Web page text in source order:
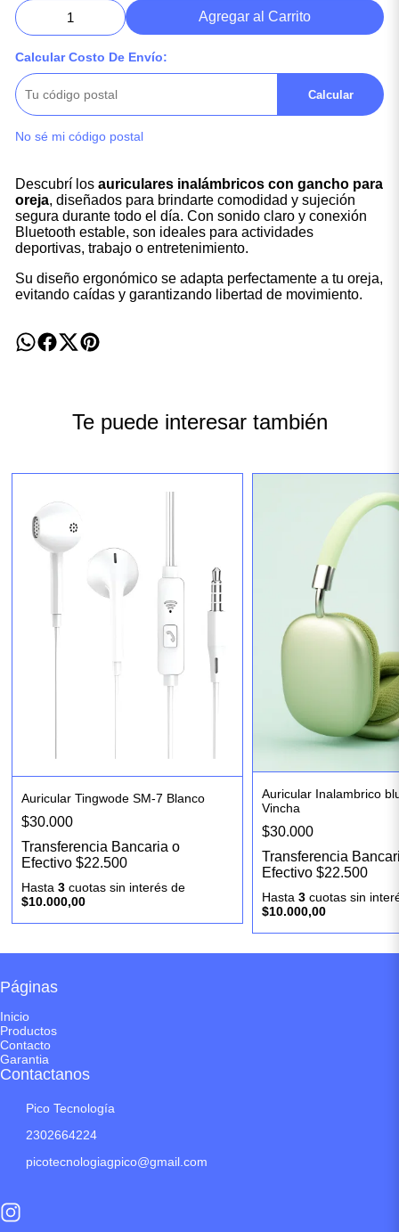
Agregar al Carrito
Calcular Costo De Envío:
Calcular
No sé mi código postal
Descubrí los auriculares inalámbricos con gancho para
oreja, diseñados para brindarte comodidad y sujeción
segura durante todo el día. Con sonido claro y conexión
Bluetooth estable, son ideales para actividades
deportivas, trabajo o entretenimiento.
Su diseño ergonómico se adapta perfectamente a tu oreja,
evitando caídas y garantizando libertad de movimiento.
Te puede interesar también
Auricular Tingwode SM-7 Blanco
$30.000
Transferencia Bancaria o
Efectivo $22.500
Hasta 3cuotas sin interés de
$10.000,00
Auricular Inalambrico
Vincha
$30.000
Transferencia
Efectivo$22.500
Hasta3 cuotas sin
$10.000,00
Páginas
Inicio
Productos
Contacto
Garantia
Contactanos
Pico Tecnología
2302664224
picotecnologiagpico@gmail.com